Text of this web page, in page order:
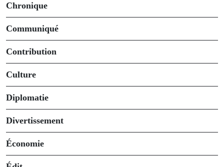
Chronique
Communiqué
Contribution
Culture
Diplomatie
Divertissement
Économie